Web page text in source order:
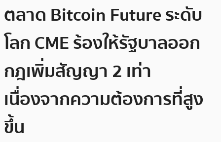
ตลาด Bitcoin Future ระดับ
โลก CME ร้องให้รัฐบาลออก
กฎเพิ่มสัญญา 2 เท่า
เนื่องจากความต้องการที่สูง
ขึ้น